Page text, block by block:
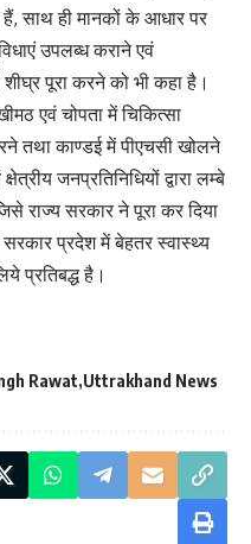
साथ ही मानकों के आधार पर
उपलब्ध कराने एवं
पूरा करने को भी कहा है।
एवं चोपता में चिकित्सा
तथा काण्डई में पीएचसी खोलने
जनप्रतिनिधियों द्वारा लम्बे
राज्य सरकार ने पूरा कर दिया
प्रदेश में बेहतर स्वास्थ्य
प्रतिबद्ध है।
Rawat Uttrakhand News